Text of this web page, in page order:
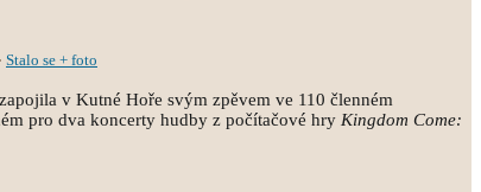
Stalo se + foto
v Kutné Hoře svým zpěvem ve 110 členném
pro dva koncerty hudby z počítačové hry Kingdom Come: